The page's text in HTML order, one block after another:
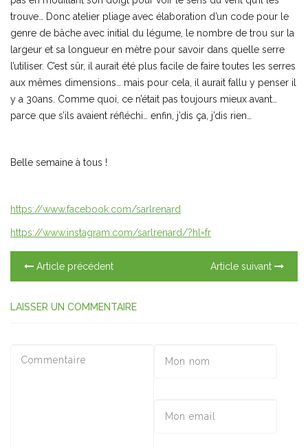
trouve… Donc atelier pliage avec élaboration d’un code pour le
genre de bâche avec initial du légume, le nombre de trou sur la
largeur et sa longueur en mètre pour savoir dans quelle serre
l’utiliser. C’est sûr, il aurait été plus facile de faire toutes les serres
aux mêmes dimensions… mais pour cela, il aurait fallu y penser il
y a 30ans. Comme quoi, ce n’était pas toujours mieux avant…
parce que s’ils avaient réfléchi… enfin, j’dis ça, j’dis rien…
Belle semaine à tous !
https://www.facebook.com/sarlrenard
https://www.instagram.com/sarlrenard/?hl=fr
Article précédent Article suivant
LAISSER UN COMMENTAIRE